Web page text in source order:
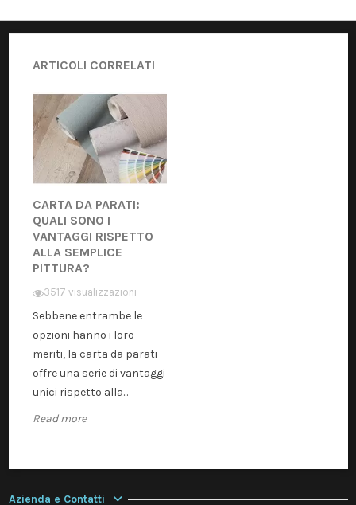
ARTICOLI CORRELATI
CARTA DA PARATI:
QUALI SONO I
VANTAGGI RISPETTO
ALLA SEMPLICE
PITTURA?
3517 visualizzazioni
Sebbene entrambe le
opzioni hanno i loro
meriti, la carta da parati
offre una serie di vantaggi
unici rispetto alla...
Read more
Azienda e Contatti